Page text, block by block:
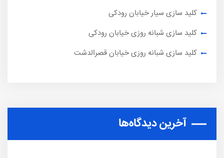
کلید سازی سیار خیابان رودکی
کلید سازی شبانه روزی خیابان رودکی
کلید سازی شبانه روزی خیابان قصرالدشت
آخرین دیدگاه‌ها